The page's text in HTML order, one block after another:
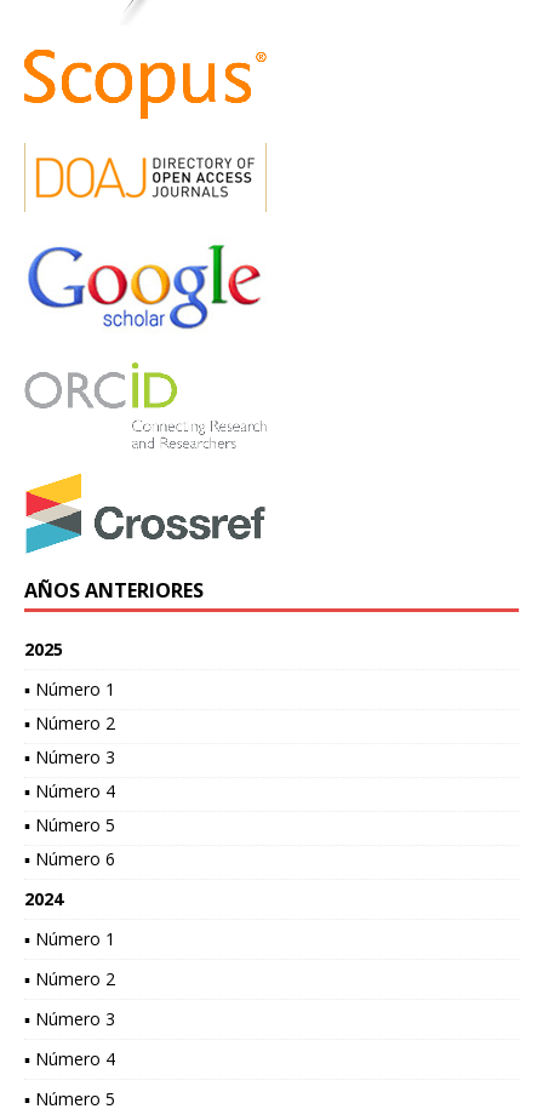
AÑOS ANTERIORES
2025
▪ Número 1
▪ Número 2
▪ Número 3
▪ Número 4
▪ Número 5
▪ Número 6
2024
▪ Número 1
▪ Número 2
▪ Número 3
▪ Número 4
▪ Número 5